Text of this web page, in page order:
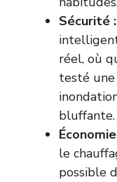
Sécurité :
réel, où
testé
bluffante.
le
possible